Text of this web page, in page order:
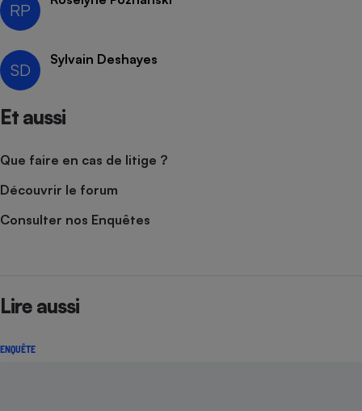
RP
SD
Sylvain Deshayes
Et aussi
Que faire en cas de litige ?
Découvrir le forum
Consulter nos Enquêtes
Lire aussi
ENQUÊTE